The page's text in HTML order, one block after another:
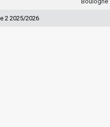
2 2025/2026